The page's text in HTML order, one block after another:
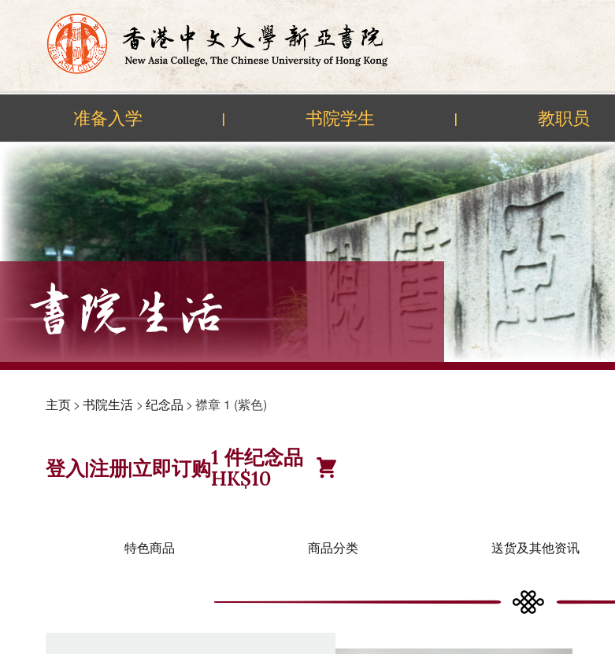
Skip
content
准备入学 | 书院学生 | 教职员
主页> 书院生活 > 纪念品 > 襟章 1 (紫色)
登入|注册|立即订购1 件纪念品
HK$10
特色商品 商品分类 送货及其他资讯